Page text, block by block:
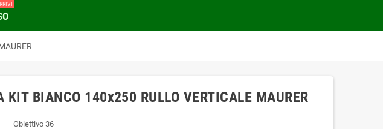
KIT BIANCO 140x250 RULLO VERTICALE MAURER
Obiettivo 36